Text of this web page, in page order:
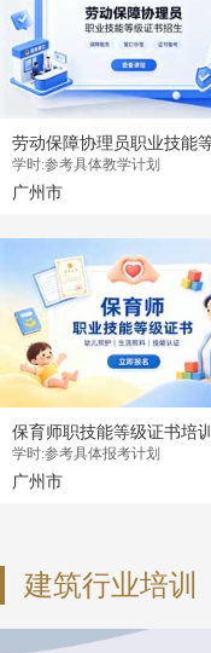
学时:参考具体教学计划
广州市
保育师职技能等级证书培训
学时:参考具体报考计划
广州市
建筑行业培训